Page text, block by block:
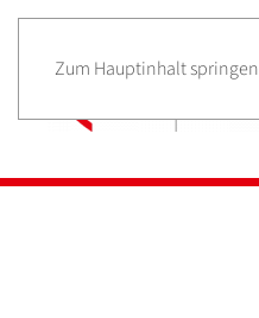
Zum Hauptinhalt springen